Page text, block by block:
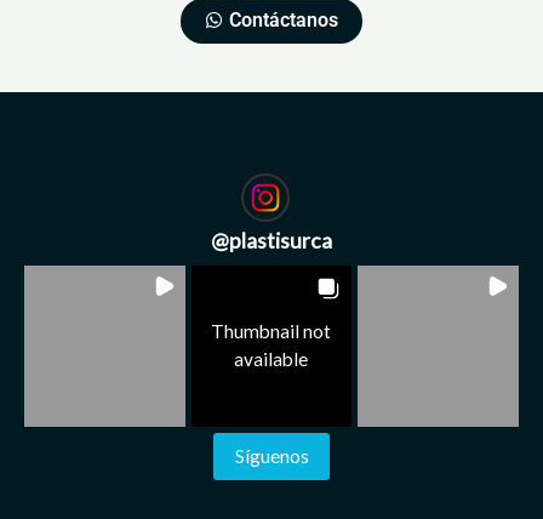
Contáctanos
@plastisurca
Thumbnail not
available
Síguenos